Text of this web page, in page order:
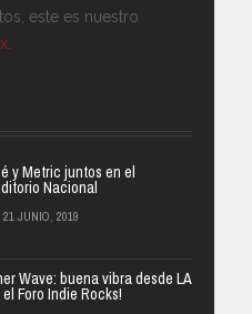
este es nuestro
y Metric juntos en el
Nacional
21 JUNIO, 2019
Wave: buena vibra desde LA
Foro Indie Rocks!